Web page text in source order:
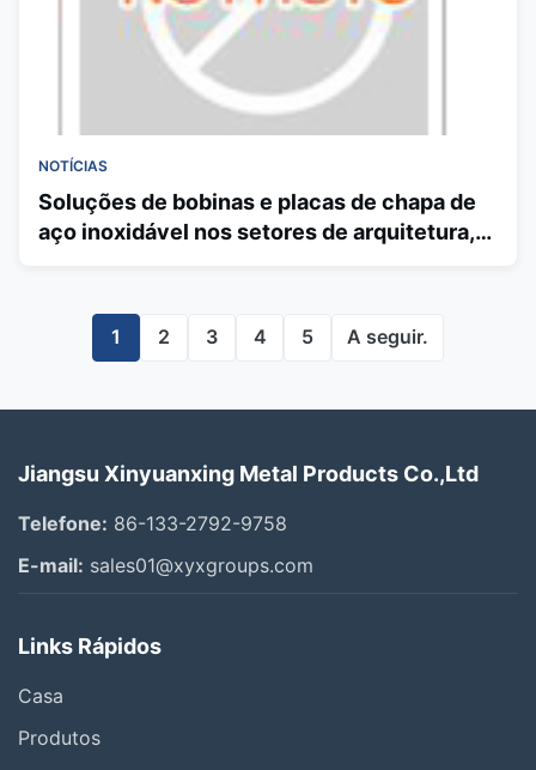
NOTÍCIAS
Soluções de bobinas e placas de chapa de
aço inoxidável nos setores de arquitetura,
1 2 3 4 5 A seguir.
Jiangsu Xinyuanxing Metal Products Co.,Ltd
Telefone: 86-133-2792-9758
E-mail: sales01@xyxgroups.com
Links Rápidos
Casa
Produtos